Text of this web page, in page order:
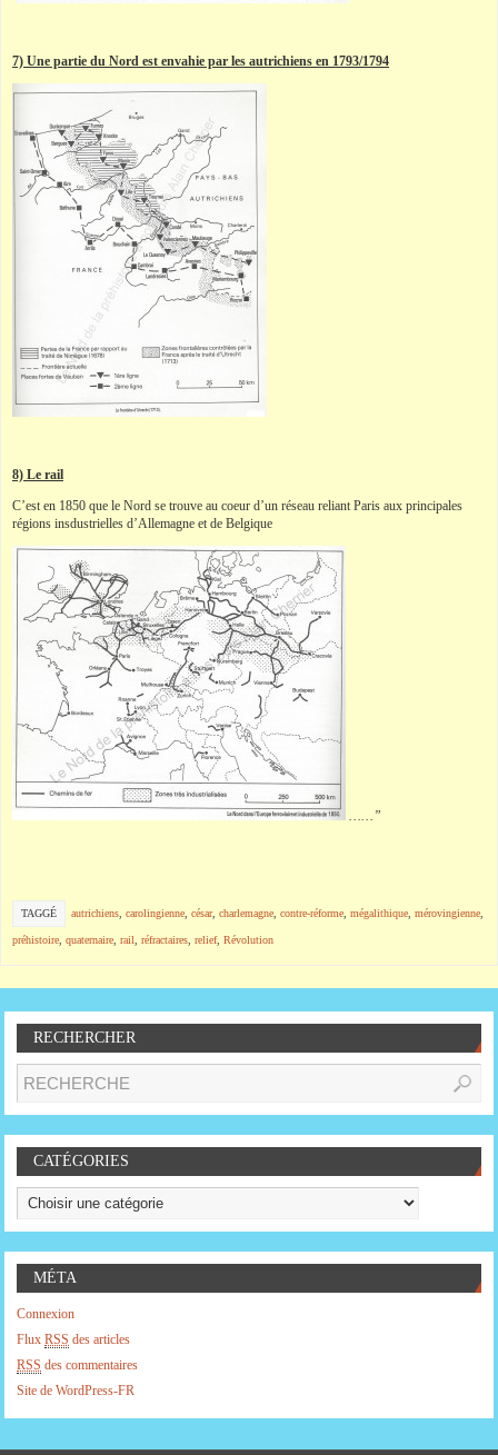
7) Une partie du Nord est envahie par les autrichiens en 1793/1794
8) Le rail
C’est en 1850 que le Nord se trouve au coeur d’un réseau reliant Paris aux principales
régions insdustrielles d’Allemagne et de Belgique
……”
TAGGÉ autrichiens carolingienne césar, charlemagne contre-réforme mégalithique mérovingienne
préhistoire quaternaire rail réfractaires relief, Révolution
RECHERCHER
CATÉGORIES
MÉTA
Connexion
FluxRSS des articles
RSS des commentaires
Site de WordPress-FR